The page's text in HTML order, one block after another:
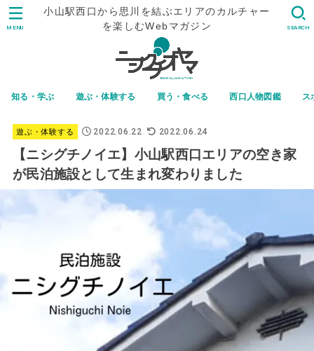
小山駅西口から思川を結ぶエリアのカルチャー
を楽しむWebマガジン
知る・学ぶ 遊ぶ・体験する 買う・食べる 西口人物図鑑 ス
SEARCH
MENU
遊ぶ・体験する 2022.06.22 2022.06.24
【ニシグチノイエ】小山駅西口エリアの空き家
が民泊施設として生まれ変わりました